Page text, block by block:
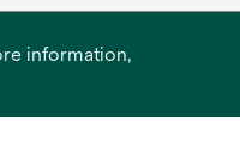
information,